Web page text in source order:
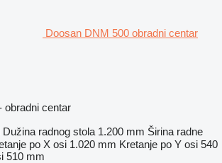
Doosan DNM 500 obradni centar
obradni centar
Dužina radnog stola 1.200 mm Širina radne
po X osi 1.020 mm Kretanje po Y osi 540
510 mm